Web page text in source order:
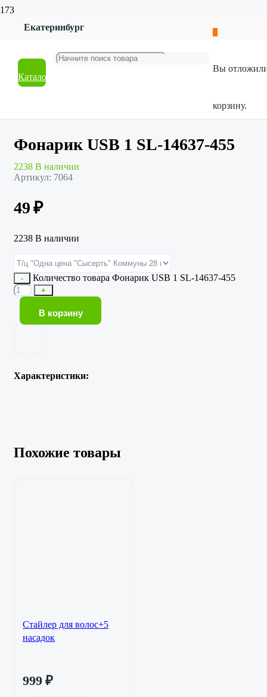
Екатеринбург
Каталог
Вы
корзину.
Товары для дома
Фонарик USB 1 SL-14637-455
Фонарик USB 1 SL-14637-455
2238 В наличии
Артикул: 7064
49₽
2238 В наличии
- Количество товара Фонарик USB 1 SL-14637-455
+
В корзину
Характеристики:
Похожие товары
Стайлер для волос+5
насадок
999 ₽